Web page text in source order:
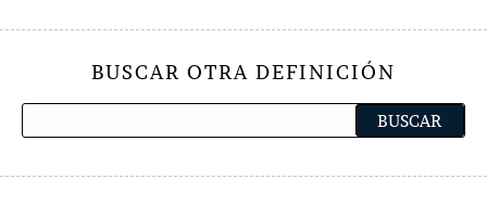
BUSCAR OTRA DEFINICIÓN